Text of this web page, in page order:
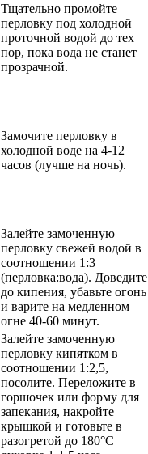
Тщательно промойте
перловку под холодной
проточной водой до тех
пор, пока вода не станет
прозрачной.
Замочите перловку в
холодной воде на 4-12
часов (лучше на ночь).
Залейте замоченную
перловку свежей водой в
соотношении 1:3
(перловка:вода). Доведите
до кипения, убавьте огонь
и варите на медленном
огне 40-60 минут.
Залейте замоченную
перловку кипятком в
соотношении 1:2,5,
посолите. Переложите в
горшочек или форму для
запекания, накройте
крышкой и готовьте в
разогретой до 180°C